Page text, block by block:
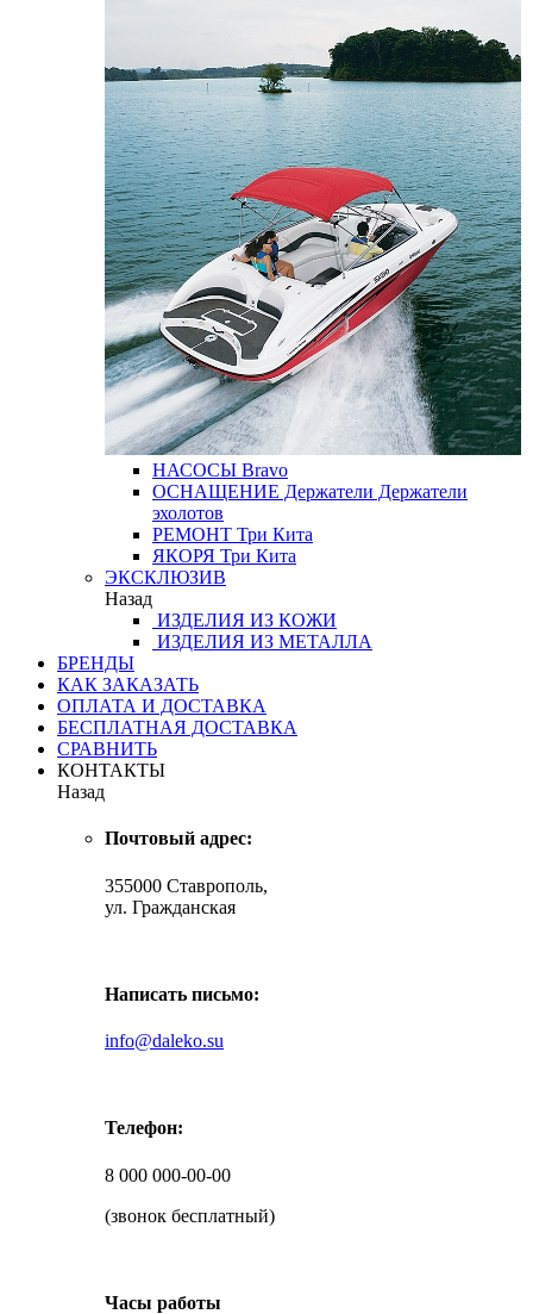
НАСОСЫ Bravo
ОСНАЩЕНИЕ Держатели Держатели
эхолотов
РЕМОНТ Три Кита
ЯКОРЯ Три Кита
ЭКСКЛЮЗИВ
Назад
ИЗДЕЛИЯ ИЗ КОЖИ
ИЗДЕЛИЯ ИЗ МЕТАЛЛА
БРЕНДЫ
КАК ЗАКАЗАТЬ
ОПЛАТА И ДОСТАВКА
БЕСПЛАТНАЯ ДОСТАВКА
СРАВНИТЬ
КОНТАКТЫ
Назад
Почтовый адрес:
355000 Ставрополь,
ул. Гражданская
Написать письмо:
info@daleko.su
Телефон:
8 000 000-00-00
(звонок бесплатный)
Часы работы